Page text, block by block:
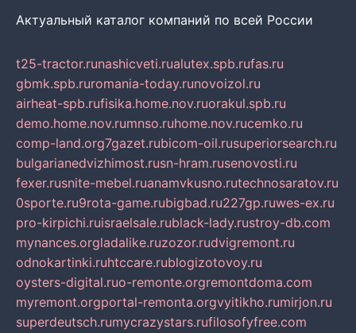
Актуальный каталог компаний по всей России
t25-tractor.runashicveti.rualutex.spb.rufas.ru
gbmk.spb.ruromania-today.runovoizol.ru
airheat-spb.rufisika.home.nov.ruorakul.spb.ru
demo.home.nov.rumnso.ruhome.nov.rucemko.ru
comp-land.org7gazet.rubicom-oil.rusuperiorsearch.ru
bulgarianedvizhimost.rusn-hram.rusenovosti.ru
fexer.rusnite-mebel.ruanamvkusno.rutechnosaratov.ru
0sporte.ru9rota-game.rubigbad.ru227gp.ruwes-ex.ru
pro-kirpichi.ruisraelsale.rublack-lady.rustroy-db.com
mynances.orgladalike.ruzozor.rudvigremont.ru
odnokartinki.ruhtccare.rublogizotovoy.ru
oysters-digital.ruo-remonte.orgremontdoma.com
myremont.orgportal-remonta.orgvyitikho.rumirjon.ru
superdeutsch.rumycrazystars.rufilosofyfree.com